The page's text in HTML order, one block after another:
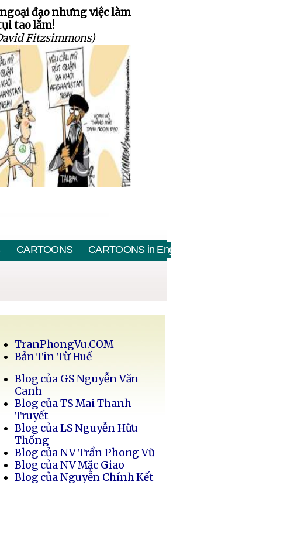
đạo nhưng việc làm
tao lắm!
Fitzsimmons)
CARTOONS CARTOONS in English
TranPhongVu.COM
Bản Tin Từ Huế
Blog của GS Nguyễn Văn
Canh
Blog của TS Mai Thanh
Truyết
Blog của LS Nguyễn Hữu
Thống
Blog của NV Trần Phong Vũ
Blog của NV Mặc Giao
Blog của Nguyễn Chính Kết